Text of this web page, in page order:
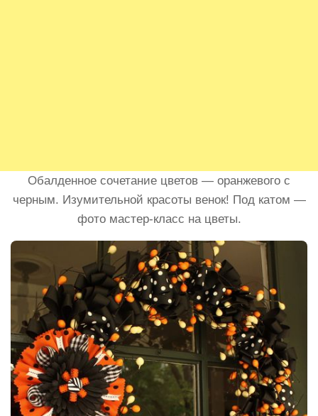
Обалденное сочетание цветов — оранжевого с
черным. Изумительной красоты венок! Под катом —
фото мастер-класс на цветы.